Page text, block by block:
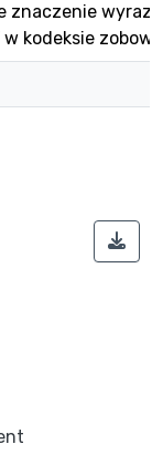
znaczenie wyrazu
w kodeksie